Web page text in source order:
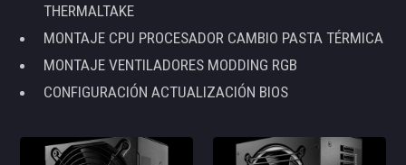
THERMALTAKE
MONTAJE CPU PROCESADOR CAMBIO PASTA TÉRMICA
MONTAJE VENTILADORES MODDING RGB
CONFIGURACIÓN ACTUALIZACIÓN BIOS